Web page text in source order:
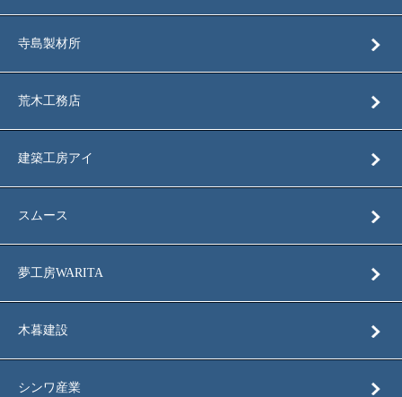
寺島製材所
荒木工務店
建築工房アイ
スムース
夢工房WARITA
木暮建設
シンワ産業